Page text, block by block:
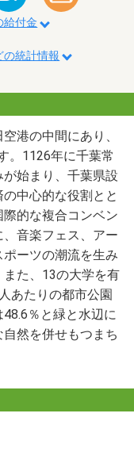
給付金
の統計情報
港の中間にあり、
。1126年に千葉常
始まり、千葉県設
中心的な役割とと
的な複合コンベン
音楽フェス、アー
ーツの潮流を生み
た、13の大学を有
あたりの都市公園
％と緑と水辺に
然を併せもつまち